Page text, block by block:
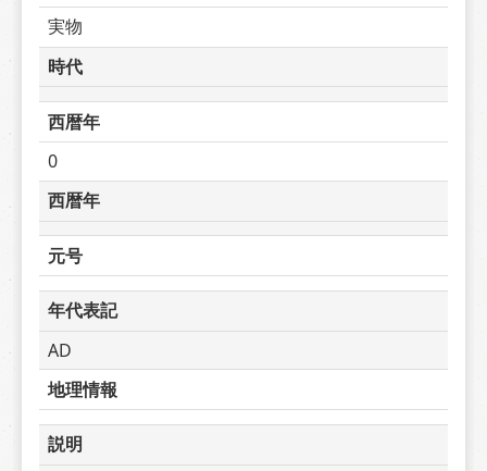
実物
時代
西暦年
0
西暦年
元号
年代表記
AD
地理情報
説明